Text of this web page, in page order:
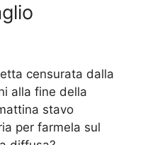
censurata dalla
alla fine della
stavo
per farmela sul